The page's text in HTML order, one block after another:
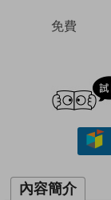
免費
內容簡介